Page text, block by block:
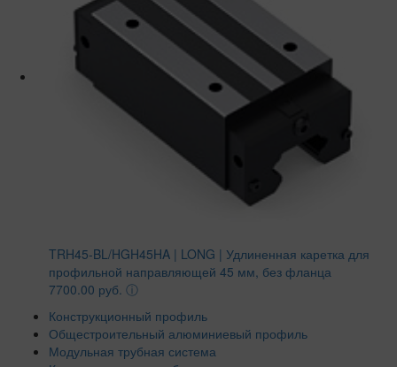
TRH45-BL/HGH45HA | LONG | Удлиненная каретка для
профильной направляющей 45 мм, без фланца
7700.00 руб. ⓘ
Конструкционный профиль
Общестроительный алюминиевый профиль
Модульная трубная система